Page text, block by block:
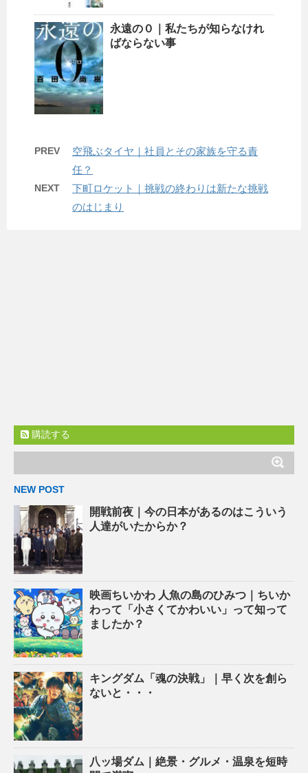
永遠の０｜私たちが知らなけれ
ばならない事
PREV
空飛ぶタイヤ｜社員とその家族を守る責
任？
NEXT
下町ロケット｜挑戦の終わりは新たな挑戦
のはじまり
購読する
NEW POST
開戦前夜｜今の日本があるのはこういう
人達がいたからか？
映画ちいかわ 人魚の島のひみつ｜ちいか
わって「小さくてかわいい」って知って
ましたか？
キングダム「魂の決戦」｜早く次を創ら
ないと・・・
八ッ場ダム｜絶景・グルメ・温泉を短時